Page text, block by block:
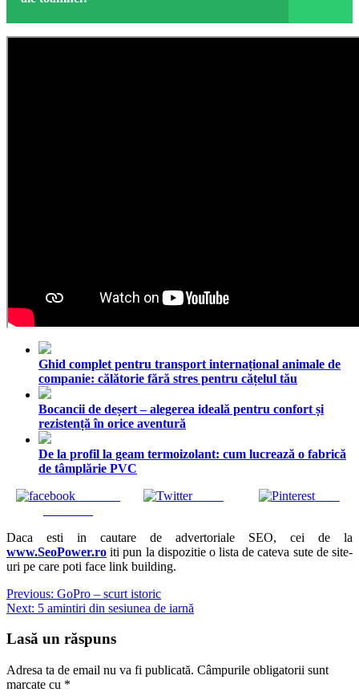
Ghid complet pentru transport internațional animale de
companie: călătorie fără stres pentru cățelul tău
Bocancii de deșert – alegerea ideală pentru confort și
rezistență în orice aventură
De la profil la geam termoizolant: cum lucrează o fabrică
de tâmplărie PVC
Tweet Save
Daca esti in cautare de advertoriale SEO, cei de la
www.SeoPower.ro iti pun la dispozitie o lista de cateva sute de site-
uri pe care poti face link building.
Navigare
în
articole
Previous: GoPro – scurt istoric
Next: 5 amintiri din sesiunea de iarnă
Lasă un răspuns
Adresa ta de email nu va fi publicată. Câmpurile obligatorii sunt
marcate cu *